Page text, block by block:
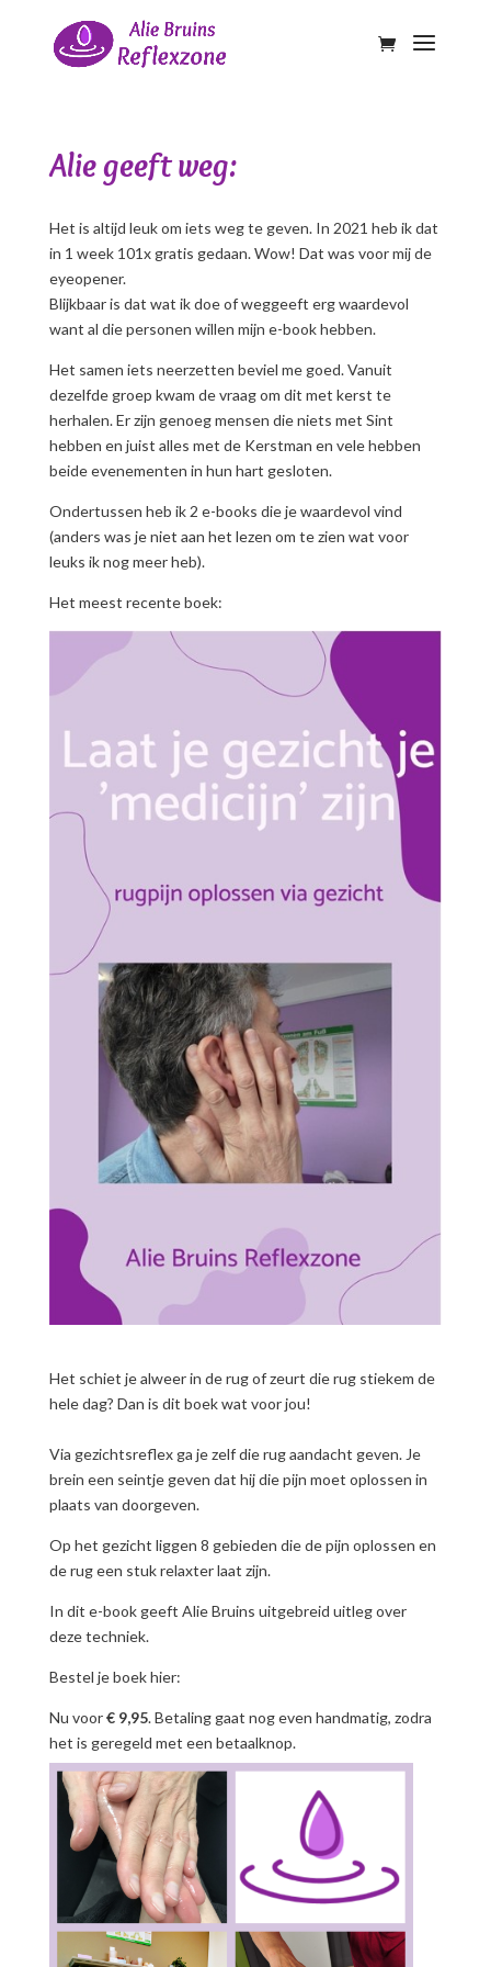
Alie geeft weg:
Het is altijd leuk om iets weg te geven. In 2021 heb ik dat
in 1 week 101x gratis gedaan. Wow! Dat was voor mij de
eyeopener.
Blijkbaar is dat wat ik doe of weggeeft erg waardevol
want al die personen willen mijn e-book hebben.
Het samen iets neerzetten beviel me goed. Vanuit
dezelfde groep kwam de vraag om dit met kerst te
herhalen. Er zijn genoeg mensen die niets met Sint
hebben en juist alles met de Kerstman en vele hebben
beide evenementen in hun hart gesloten.
Ondertussen heb ik 2 e-books die je waardevol vind
(anders was je niet aan het lezen om te zien wat voor
leuks ik nog meer heb).
Het meest recente boek:
Het schiet je alweer in de rug of zeurt die rug stiekem de
hele dag? Dan is dit boek wat voor jou!
Via gezichtsreflex ga je zelf die rug aandacht geven. Je
brein een seintje geven dat hij die pijn moet oplossen in
plaats van doorgeven.
Op het gezicht liggen 8 gebieden die de pijn oplossen en
de rug een stuk relaxter laat zijn.
In dit e-book geeft Alie Bruins uitgebreid uitleg over
deze techniek.
Bestel je boek hier:
Nu voor€ 9,95. Betaling gaat nog even handmatig, zodra
het is geregeld met een betaalknop.